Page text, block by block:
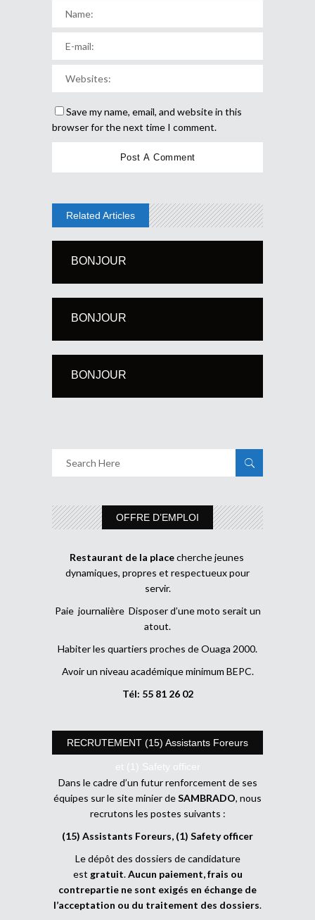
Save my name, email, and website in this
browser for the next time I comment.
Related Articles
BONJOUR
BONJOUR
BONJOUR
OFFRE D’EMPLOI
Restaurant de la placecherche jeunes
dynamiques, propres et respectueux pour
servir.
Paie journalière Disposer d’une moto serait un
atout.
Habiter les quartiers proches de Ouaga 2000.
Avoir un niveau académique minimum BEPC.
Tél: 55 81 26 02
RECRUTEMENT (15) Assistants Foreurs
et (1) Safety officer
Dans le cadre d’un futur renforcement de ses
équipes sur le site minier deSAMBRADO, nous
recrutons les postes suivants :
(15) Assistants Foreurs, (1) Safety officer
Le dépôt des dossiers de candidature
est gratuit.Aucun paiement, frais ou
contrepartie ne sont exigés en échange de
l’acceptation ou du traitement des dossiers.